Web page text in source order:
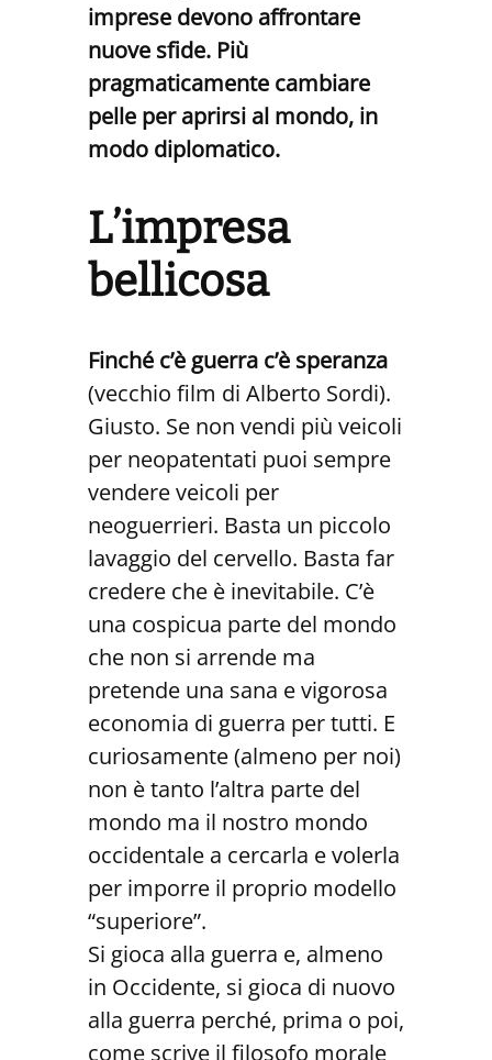
imprese devono affrontare
nuove sfide. Più
pragmaticamente cambiare
pelle per aprirsi al mondo, in
modo diplomatico.
L’impresa
bellicosa
Finché c’è guerra c’è speranza
(vecchio film di Alberto Sordi).
Giusto. Se non vendi più veicoli
per neopatentati puoi sempre
vendere veicoli per
neoguerrieri. Basta un piccolo
lavaggio del cervello. Basta far
credere che è inevitabile. C’è
una cospicua parte del mondo
che non si arrende ma
pretende una sana e vigorosa
economia di guerra per tutti. E
curiosamente (almeno per noi)
non è tanto l’altra parte del
mondo ma il nostro mondo
occidentale a cercarla e volerla
per imporre il proprio modello
“superiore”.
Si gioca alla guerra e, almeno
in Occidente, si gioca di nuovo
alla guerra perché, prima o poi,
come scrive il filosofo morale